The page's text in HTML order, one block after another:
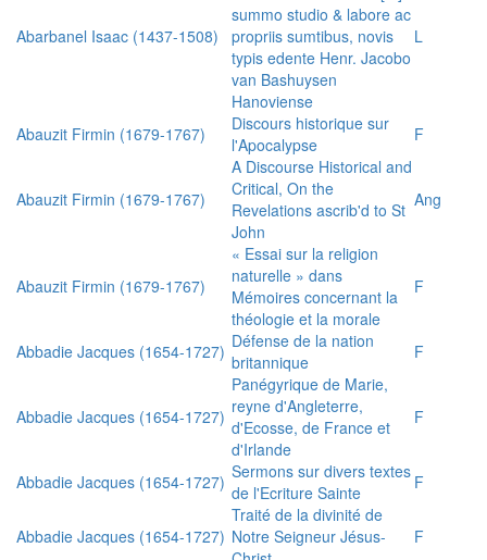
Abarbanel Isaac (1437-1508)
summo studio & labore ac
propriis sumtibus, novis
typis edente Henr. Jacobo
van Bashuysen
Hanoviense
L
Abauzit Firmin (1679-1767)
Discours historique sur
l'Apocalypse
F
Abauzit Firmin (1679-1767)
A Discourse Historical and
Critical, On the
Revelations ascrib'd to St
John
Ang
Abauzit Firmin (1679-1767)
« Essai sur la religion
naturelle » dans
Mémoires concernant la
théologie et la morale
F
Abbadie Jacques (1654-1727) Défense de la nation
britannique
F
Abbadie Jacques (1654-1727)
Panégyrique de Marie,
reyne d'Angleterre,
d'Ecosse, de France et
d'Irlande
F
Abbadie Jacques (1654-1727) Sermons sur divers textes
de l'Ecriture Sainte
F
Abbadie Jacques (1654-1727)
Traité de la divinité de
Notre Seigneur Jésus-
F